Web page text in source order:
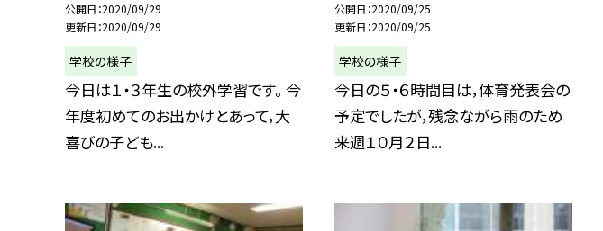
公開日 2020/09/29
更新日 2020/09/29
学校の様子
今日は１・３年生の校外学習です。 今
年度初めてのお出かけとあって，大
喜びの子ども...
公開日 2020/09/25
更新日 2020/09/25
学校の様子
今日の５・６時間目は，体育発表会の
予定でしたが，残念ながら雨のため
来週１０月２日...